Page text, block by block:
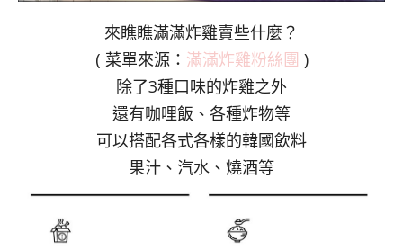
來瞧瞧滿滿炸雞賣些什麼？
( 菜單來源： 滿滿炸雞粉絲團 )
除了3種口味的炸雞之外
還有咖哩飯、各種炸物等
可以搭配各式各樣的韓國飲料
果汁、汽水、燒酒等